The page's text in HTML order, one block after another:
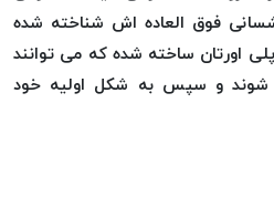
فوق العاده اش شناخته شده
اورتان ساخته شده که می توانند
شوند و سپس به شکل اولیه خود